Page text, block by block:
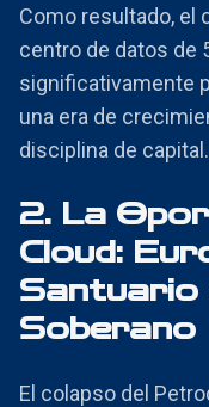
Como resultado, el
centro de datos de
significativamente
una era de
disciplina de capital.
2. La
Cloud:
Santuario
Soberano
El colapso del